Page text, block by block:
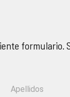
formulario.